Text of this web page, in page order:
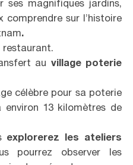
ses magnifiques jardins,
comprendre sur l’histoire
.
restaurant.
au village poterie
célèbre pour sa poterie
13 kilomètres de
explorerez les ateliers
pourrez observer les